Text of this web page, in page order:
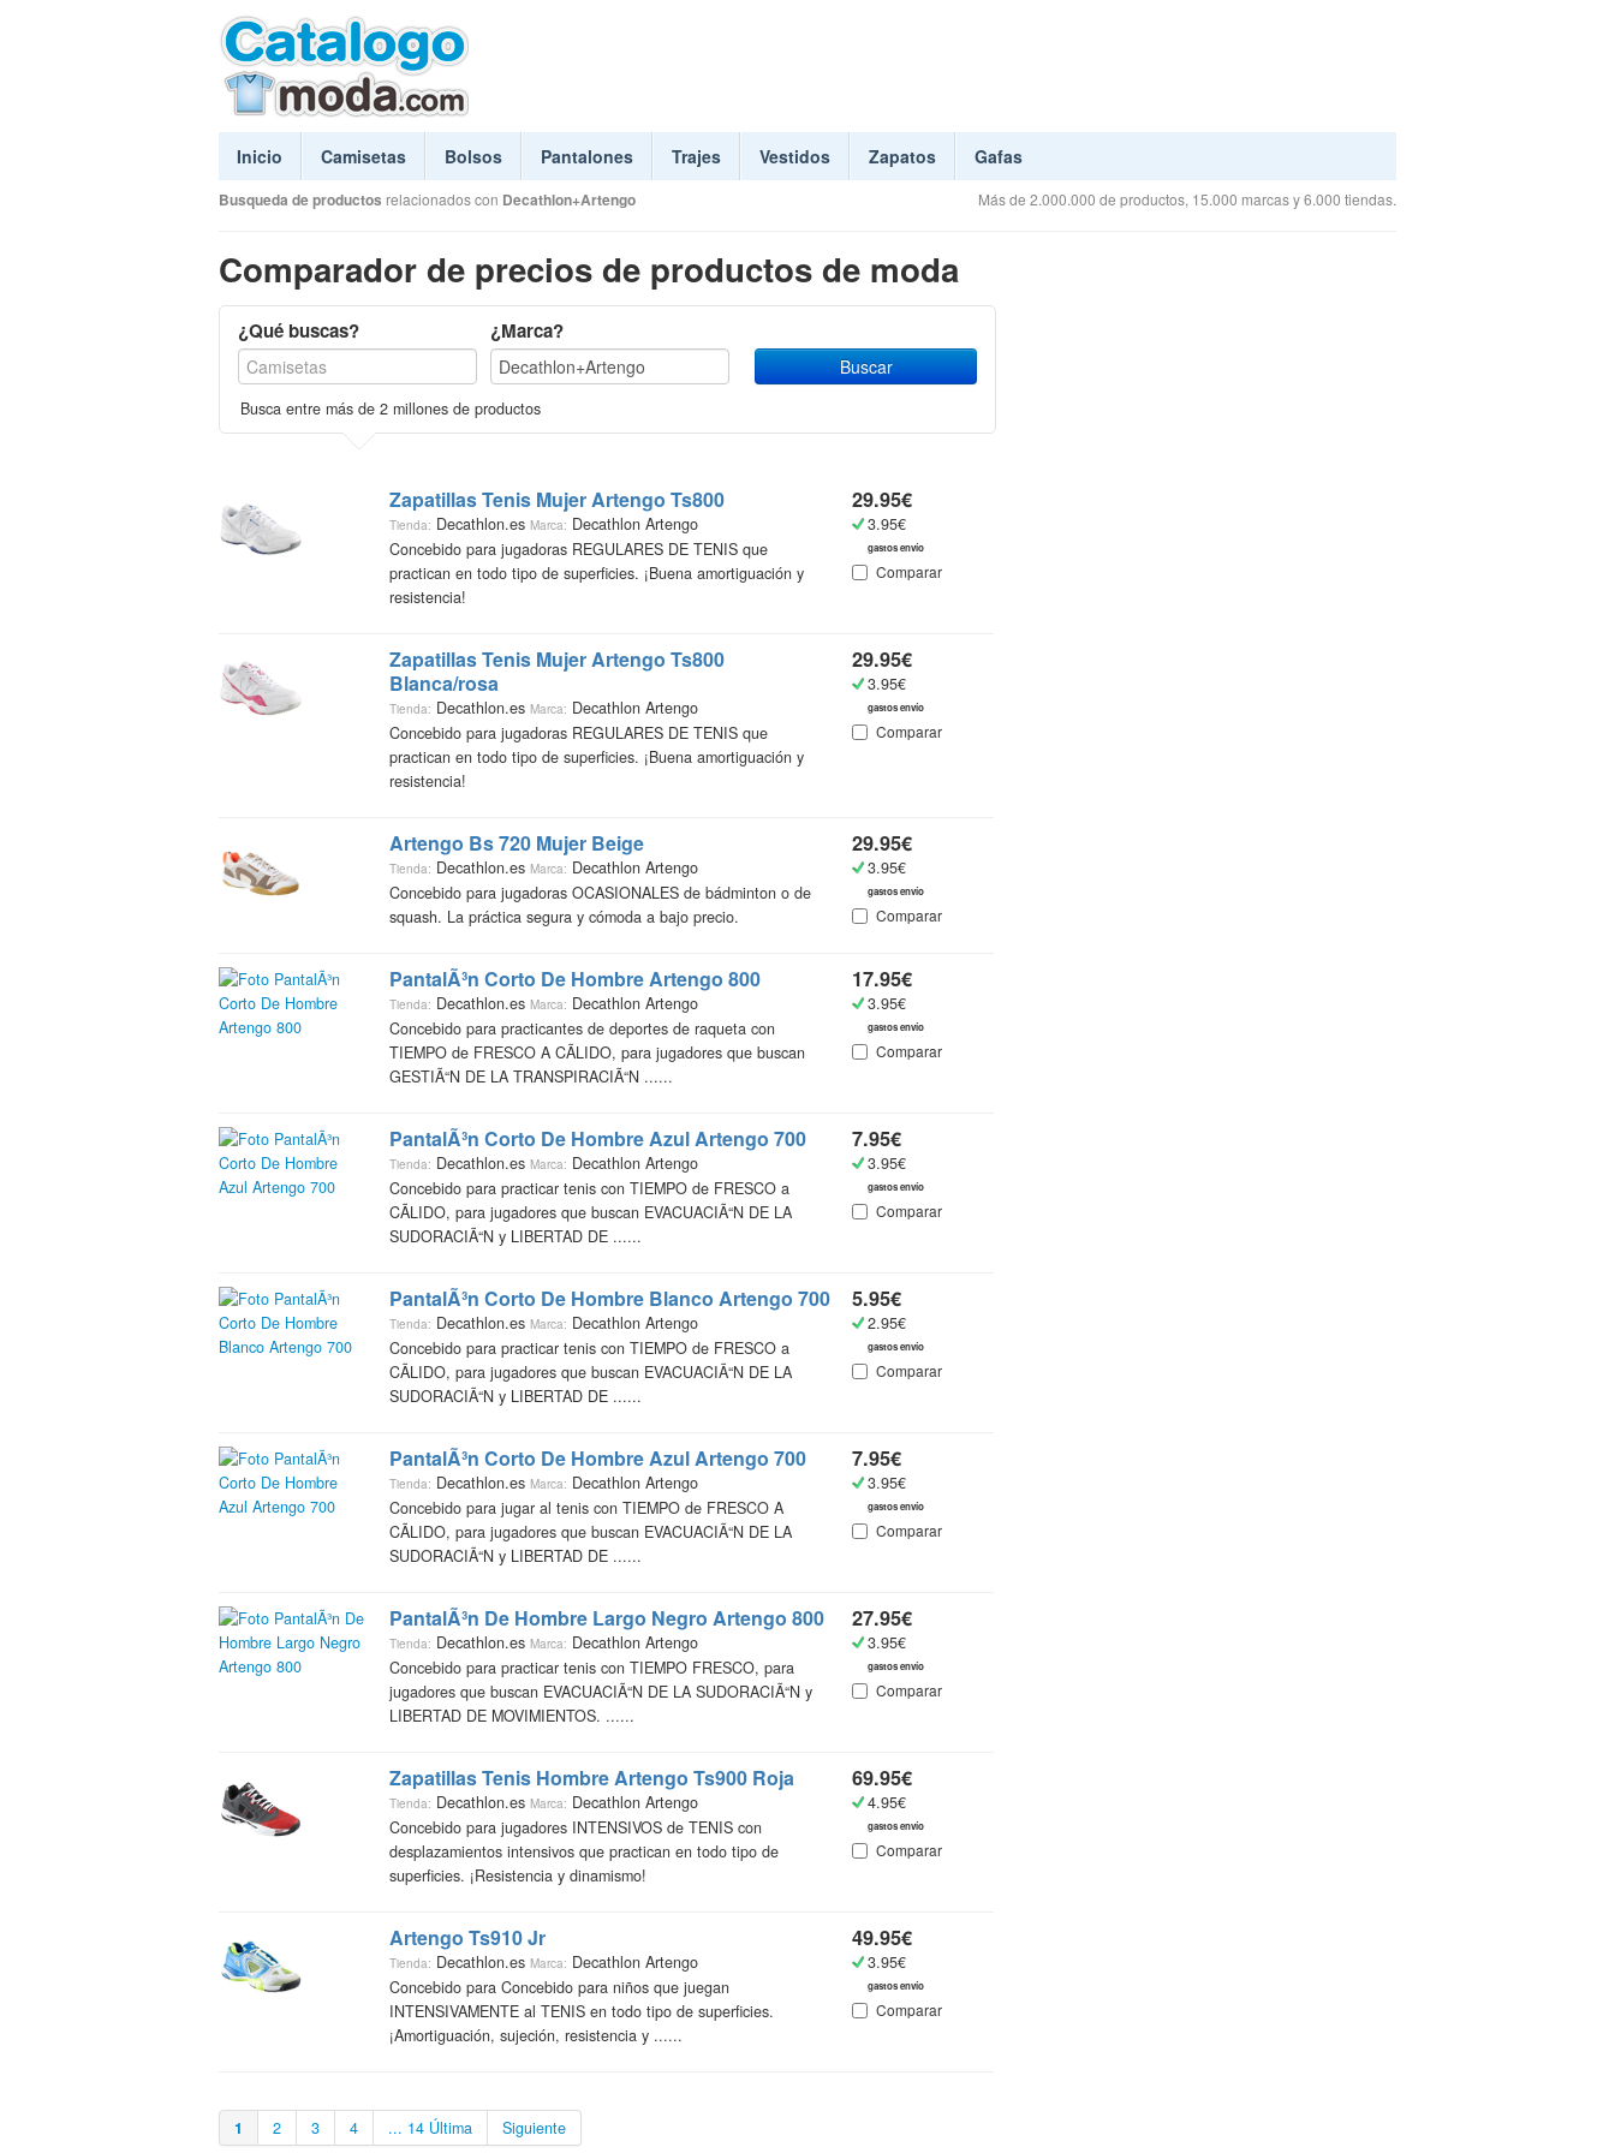
Inicio Camisetas Bolsos Pantalones Trajes Vestidos Zapatos Gafas
Busqueda de productos relacionados con Decathlon+Artengo Más de 2.000.000 de productos, 15.000 marcas y 6.000 tiendas.
Comparador de precios de productos de moda
¿Qué buscas? ¿Marca?
Busca entre más de 2 millones de productos
Zapatillas Tenis Mujer Artengo Ts800
Tienda: Decathlon.es Marca: Decathlon Artengo
Concebido para jugadoras REGULARES DE TENIS que
practican en todo tipo de superficies. ¡Buena amortiguación y
resistencia!
29.95€
3.95€
gastos envío
Comparar
Zapatillas Tenis Mujer Artengo Ts800
Blanca/rosa
Tienda: Decathlon.es Marca: Decathlon Artengo
Concebido para jugadoras REGULARES DE TENIS que
practican en todo tipo de superficies. ¡Buena amortiguación y
resistencia!
29.95€
3.95€
gastos envío
Comparar
Artengo Bs 720 Mujer Beige
Tienda: Decathlon.es Marca: Decathlon Artengo
Concebido para jugadoras OCASIONALES de bádminton o de
squash. La práctica segura y cómoda a bajo precio.
29.95€
3.95€
gastos envío
Comparar
PantalÃ³n Corto De Hombre Artengo 800
Tienda: Decathlon.es Marca: Decathlon Artengo
Concebido para practicantes de deportes de raqueta con
TIEMPO de FRESCO A CÃLIDO, para jugadores que buscan
GESTIÃ“N DE LA TRANSPIRACIÃ“N ......
17.95€
3.95€
gastos envío
Comparar
PantalÃ³n Corto De Hombre Azul Artengo 700
Tienda: Decathlon.es Marca: Decathlon Artengo
Concebido para practicar tenis con TIEMPO de FRESCO a
CÃLIDO, para jugadores que buscan EVACUACIÃ“N DE LA
SUDORACIÃ“N y LIBERTAD DE ......
7.95€
3.95€
gastos envío
Comparar
PantalÃ³n Corto De Hombre Blanco Artengo 700
Tienda: Decathlon.es Marca: Decathlon Artengo
Concebido para practicar tenis con TIEMPO de FRESCO a
CÃLIDO, para jugadores que buscan EVACUACIÃ“N DE LA
SUDORACIÃ“N y LIBERTAD DE ......
5.95€
2.95€
gastos envío
Comparar
PantalÃ³n Corto De Hombre Azul Artengo 700
Tienda: Decathlon.es Marca: Decathlon Artengo
Concebido para jugar al tenis con TIEMPO de FRESCO A
CÃLIDO, para jugadores que buscan EVACUACIÃ“N DE LA
SUDORACIÃ“N y LIBERTAD DE ......
7.95€
3.95€
gastos envío
Comparar
PantalÃ³n De Hombre Largo Negro Artengo 800
Tienda: Decathlon.es Marca: Decathlon Artengo
Concebido para practicar tenis con TIEMPO FRESCO, para
jugadores que buscan EVACUACIÃ“N DE LA SUDORACIÃ“N y
LIBERTAD DE MOVIMIENTOS. ......
27.95€
3.95€
gastos envío
Comparar
Zapatillas Tenis Hombre Artengo Ts900 Roja
Tienda: Decathlon.es Marca: Decathlon Artengo
Concebido para jugadores INTENSIVOS de TENIS con
desplazamientos intensivos que practican en todo tipo de
superficies. ¡Resistencia y dinamismo!
69.95€
4.95€
gastos envío
Comparar
Artengo Ts910 Jr
Tienda: Decathlon.es Marca: Decathlon Artengo
Concebido para Concebido para niños que juegan
INTENSIVAMENTE al TENIS en todo tipo de superficies.
¡Amortiguación, sujeción, resistencia y ......
49.95€
3.95€
gastos envío
Comparar
1 2 3 4 ... 14 Última Siguiente